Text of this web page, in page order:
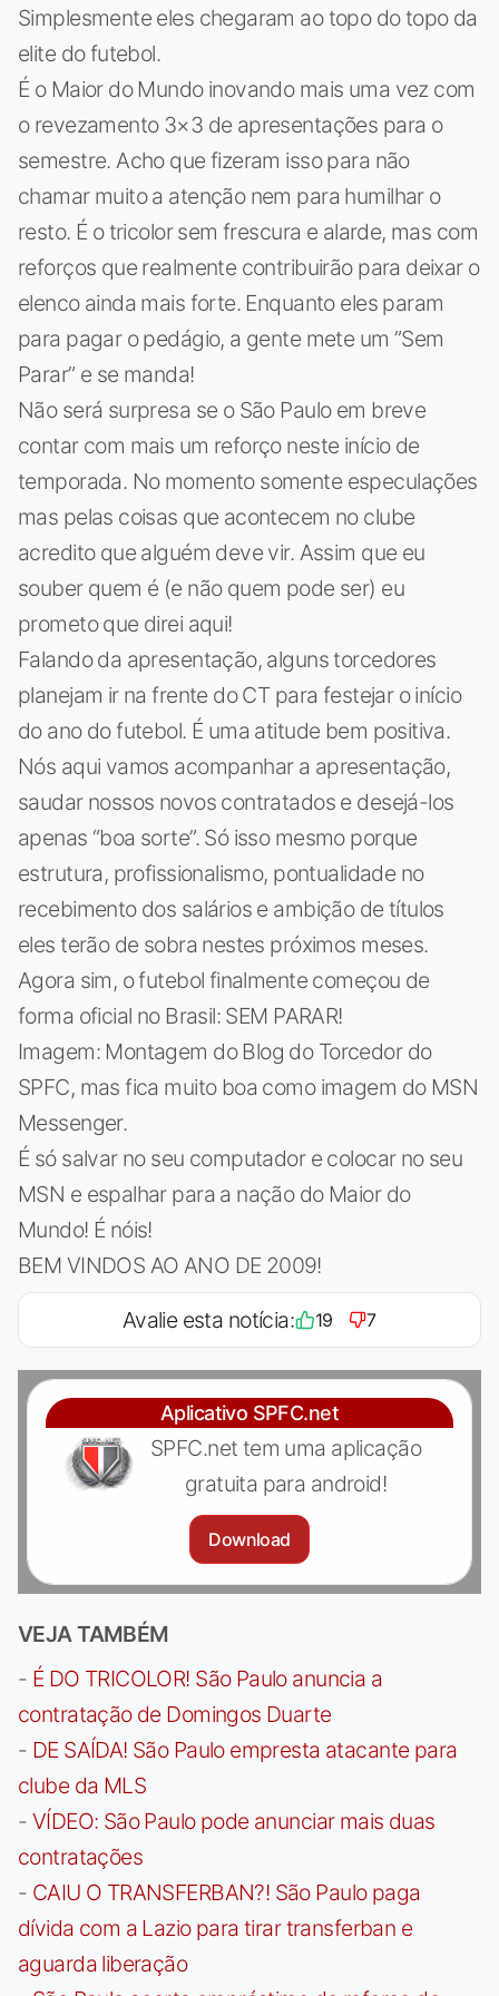
Simplesmente eles chegaram ao topo do topo da
elite do futebol.
É o Maior do Mundo inovando mais uma vez com
o revezamento 3×3 de apresentações para o
semestre. Acho que fizeram isso para não
chamar muito a atenção nem para humilhar o
resto. É o tricolor sem frescura e alarde, mas com
reforços que realmente contribuirão para deixar o
elenco ainda mais forte. Enquanto eles param
para pagar o pedágio, a gente mete um ”Sem
Parar” e se manda!
Não será surpresa se o São Paulo em breve
contar com mais um reforço neste início de
temporada. No momento somente especulações
mas pelas coisas que acontecem no clube
acredito que alguém deve vir. Assim que eu
souber quem é (e não quem pode ser) eu
prometo que direi aqui!
Falando da apresentação, alguns torcedores
planejam ir na frente do CT para festejar o início
do ano do futebol. É uma atitude bem positiva.
Nós aqui vamos acompanhar a apresentação,
saudar nossos novos contratados e desejá-los
apenas “boa sorte”. Só isso mesmo porque
estrutura, profissionalismo, pontualidade no
recebimento dos salários e ambição de títulos
eles terão de sobra nestes próximos meses.
Agora sim, o futebol finalmente começou de
forma oficial no Brasil: SEM PARAR!
Imagem: Montagem do Blog do Torcedor do
SPFC, mas fica muito boa como imagem do MSN
Messenger.
É só salvar no seu computador e colocar no seu
MSN e espalhar para a nação do Maior do
Mundo! É nóis!
BEM VINDOS AO ANO DE 2009!
Avalie esta notícia: 19 7
Aplicativo SPFC.net
SPFC.net tem uma aplicação
gratuita para android!
Download
VEJA TAMBÉM
- É DO TRICOLOR! São Paulo anuncia a
contratação de Domingos Duarte
- DE SAÍDA! São Paulo empresta atacante para
clube da MLS
- VÍDEO: São Paulo pode anunciar mais duas
contratações
- CAIU O TRANSFERBAN?! São Paulo paga
dívida com a Lazio para tirar transferban e
aguarda liberação